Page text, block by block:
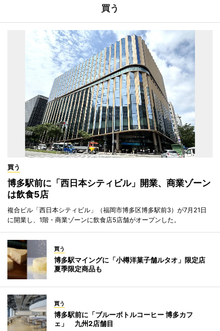
買う
買う
博多駅前に「西日本シティビル」開業、商業ゾーン
は飲食5店
複合ビル「西日本シティビル」（福岡市博多区博多駅前3）が7月21日
に開業し、1階・商業ゾーンに飲食店5店舗がオープンした。
買う
博多駅マイングに「小樽洋菓子舗ルタオ」限定店
夏季限定商品も
買う
博多駅前に「ブルーボトルコーヒー 博多カフ
ェ」 九州2店舗目